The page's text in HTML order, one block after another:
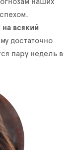
всякий
достаточно
пару недель в